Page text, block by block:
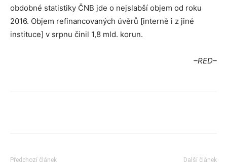
obdobné statistiky ČNB jde o nejslabší objem od roku
2016. Objem refinancovaných úvěrů [interně i z jiné
instituce] v srpnu činil 1,8 mld. korun.
–RED–
Předchozí článek Další článek